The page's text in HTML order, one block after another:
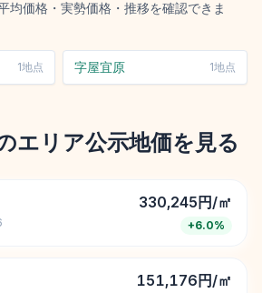
均価格・実勢価格・推移を確認できま
1地点 字屋宜原 1地点
エリア公示地価を見る
330,245円/㎡
+6.0%
151,176円/㎡